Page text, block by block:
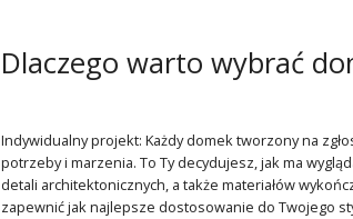
Dlaczego warto wybrać
Indywidualny projekt: Każdy domek tworzony na
potrzeby i marzenia. To Ty decydujesz, jak ma
detali architektonicznych, a także materiałów
zapewnić jak najlepsze dostosowanie do Twojego